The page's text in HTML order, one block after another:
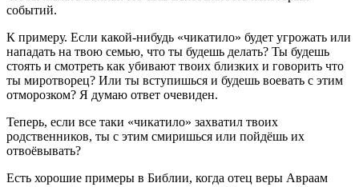
событий.
К примеру. Если какой-нибудь «чикатило» будет угрожать или
нападать на твою семью, что ты будешь делать? Ты будешь
стоять и смотреть как убивают твоих близких и говорить что
ты миротворец? Или ты вступишься и будешь воевать с этим
отморозком? Я думаю ответ очевиден.
Теперь, если все таки «чикатило» захватил твоих
родственников, ты с этим смиришься или пойдёшь их
отвоёвывать?
Есть хорошие примеры в Библии, когда отец веры Авраам